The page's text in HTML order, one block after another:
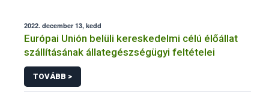
2022. december 13, kedd
Európai Unión belüli kereskedelmi célú élőállat
szállításának állategészségügyi feltételei
TOVÁBB >